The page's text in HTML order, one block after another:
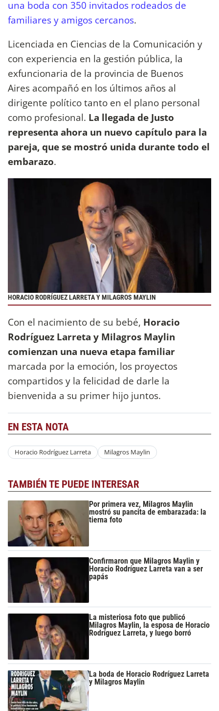
una boda con 350 invitados rodeados de
familiares y amigos cercanos.
Licenciada en Ciencias de la Comunicación y
con experiencia en la gestión pública, la
exfuncionaria de la provincia de Buenos
Aires acompañó en los últimos años al
dirigente político tanto en el plano personal
como profesional. La llegada de Justo
representa ahora un nuevo capítulo para la
pareja, que se mostró unida durante todo el
embarazo.
HORACIO RODRÍGUEZ LARRETA Y MILAGROS MAYLIN
Con el nacimiento de su bebé, Horacio
Rodríguez Larreta y Milagros Maylin
comienzan una nueva etapa familiar
marcada por la emoción, los proyectos
compartidos y la felicidad de darle la
bienvenida a su primer hijo juntos.
EN ESTA NOTA
Horacio Rodríguez Larreta Milagros Maylin
TAMBIÉN TE PUEDE INTERESAR
Por primera vez, Milagros Maylin
mostró su pancita de embarazada: la
tierna foto
Confirmaron que Milagros Maylin y
Horacio Rodríguez Larreta van a ser
papás
La misteriosa foto que publicó
Milagros Maylin, la esposa de Horacio
Rodríguez Larreta, y luego borró
La boda de Horacio Rodríguez Larreta
y Milagros Maylin